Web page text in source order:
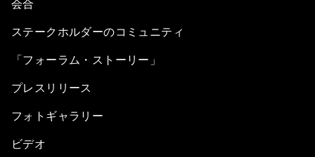
会合
ステークホルダーのコミュニティ
「フォーラム・ストーリー」
プレスリリース
フォトギャラリー
ビデオ